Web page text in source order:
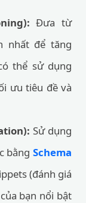
Đưa từ
nhất để tăng
thể sử dụng
ưu tiêu đề và
Sử dụng
bằng Schema
(đánh giá
bạn nổi bật